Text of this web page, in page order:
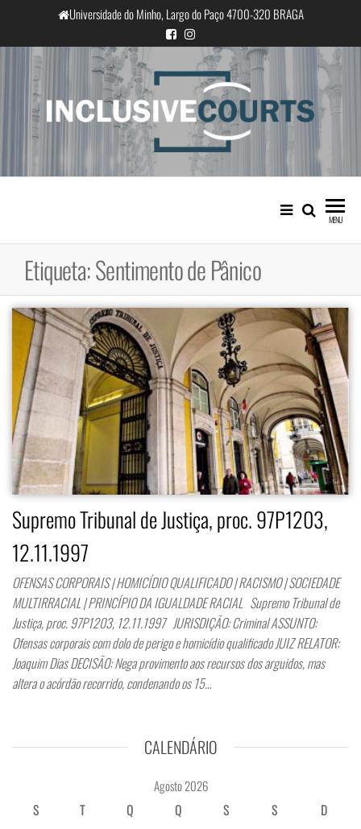
o
conteúdo
Universidade do Minho, Largo do Paço 4700-320 BRAGA
InclusiveCourts
Igualdade e diferença cultural na
prática judicial portuguesa
MENU
Etiqueta:Sentimento de Pânico
Supremo Tribunal de Justiça, proc. 97P1203,
12.11.1997
OFENSAS CORPORAIS | HOMICÍDIO QUALIFICADO | RACISMO | SOCIEDADE
MULTIRRACIAL | PRINCÍPIO DA IGUALDADE RACIAL Supremo Tribunal de
Justiça, proc. 97P1203, 12.11.1997 JURISDIÇÃO: Criminal ASSUNTO:
Ofensas corporais com dolo de perigo e homicídio qualificado JUIZ RELATOR:
Joaquim Dias DECISÃO: Nega provimento aos recursos dos arguidos, mas
altera o acórdão recorrido, condenando os 15…
CALENDÁRIO
Agosto 2026
S
T Q Q S S
D